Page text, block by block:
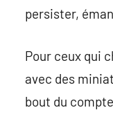
persister,
Pour ceux qui
avec des
bout du